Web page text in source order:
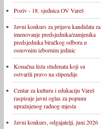
Poziv - 18. sjednica OV Vareš
Javni konkurs za prijavu kandidata za
imenovanje predsjednika/zamjenika
predsjednika biračkog odbora u
osnovnim izbornim jedinic
Konačna lista studenata koji su
ostvarili pravo na stipendije
Centar za kulturu i edukaciju Vareš
raspisuje javni oglas za popunu
upražnjenog radnog mjesta
Javni konkurs, odgajatelji, juni 2026